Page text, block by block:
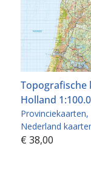
Topografische
Holland
Provinciekaarten
Nederland
€ 38,00